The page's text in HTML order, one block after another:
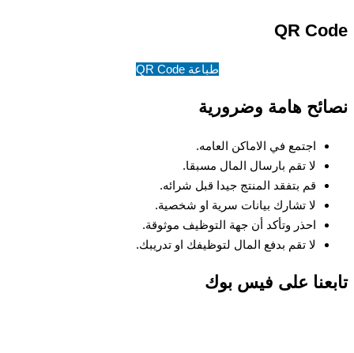
QR Code
طباعة QR Code
نصائح هامة وضرورية
اجتمع في الاماكن العامه.
لا تقم بارسال المال مسبقا.
قم بتفقد المنتج جيدا قبل شرائه.
لا تشارك بيانات سرية او شخصية.
احذر وتأكد أن جهة التوظيف موثوقة.
لا تقم بدفع المال لتوظيفك او تدريبك.
تابعنا على فيس بوك